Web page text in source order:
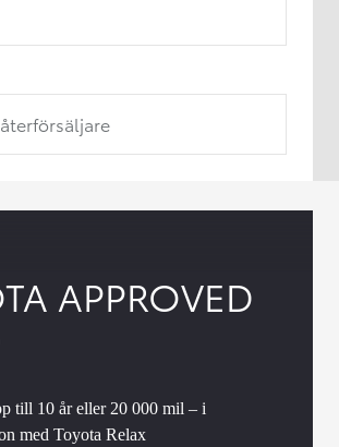
APPROVED
till 10 år eller 20 000 mil – i
med Toyota Relax